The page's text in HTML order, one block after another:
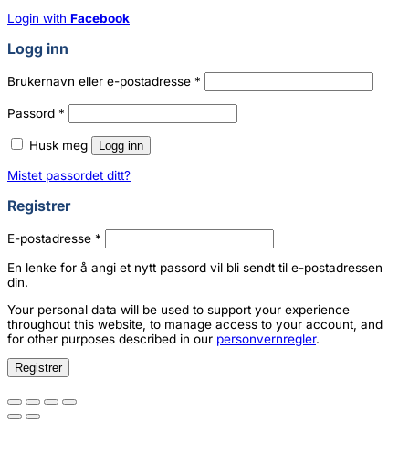
Login with Facebook
Logg inn
Brukernavn eller e-postadresse *
Passord *
Husk meg Logg inn
Mistet passordet ditt?
Registrer
E-postadresse *
En lenke for å angi et nytt passord vil bli sendt til e-postadressen
din.
Your personal data will be used to support your experience
throughout this website, to manage access to your account, and
for other purposes described in our personvernregler.
Registrer